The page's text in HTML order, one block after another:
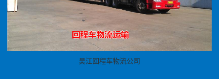
吴江回程车物流公司